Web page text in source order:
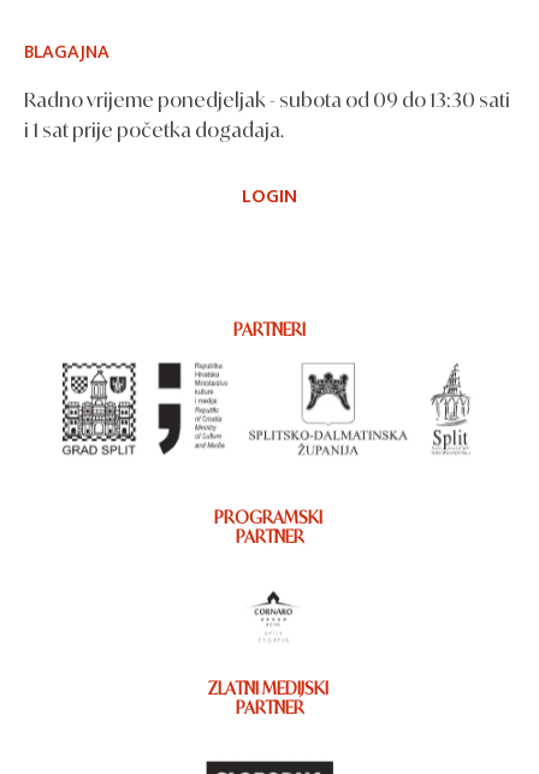
BLAGAJNA
Radno vrijeme ponedjeljak - subota od 09 do 13:30 sati
i 1 sat prije početka događaja.
LOGIN
PARTNERI
PROGRAMSKI
PARTNER
ZLATNI MEDIJSKI
PARTNER